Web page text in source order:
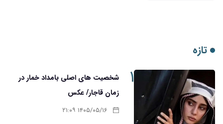
تازه
۱
شخصیت های اصلی بامداد خمار در
زمان قاجار/ عکس
۱۴۰۵/۰۵/۱۶ ۲۱:۰۹